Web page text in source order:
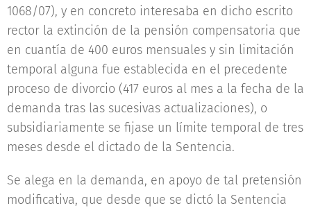
1068/07), y en concreto interesaba en dicho escrito
rector la extinción de la pensión compensatoria que
en cuantía de 400 euros mensuales y sin limitación
temporal alguna fue establecida en el precedente
proceso de divorcio (417 euros al mes a la fecha de la
demanda tras las sucesivas actualizaciones), o
subsidiariamente se fijase un límite temporal de tres
meses desde el dictado de la Sentencia.
Se alega en la demanda, en apoyo de tal pretensión
modificativa, que desde que se dictó la Sentencia